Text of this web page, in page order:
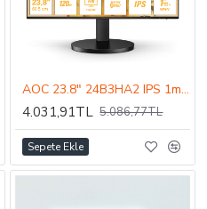
AOC 23.8" 24B3HA2 IPS 1ms 120Hz FHD Hoparlörlü Adaptive Sync Monitör
4.031,91TL 5.086,77TL
Sepete Ekle